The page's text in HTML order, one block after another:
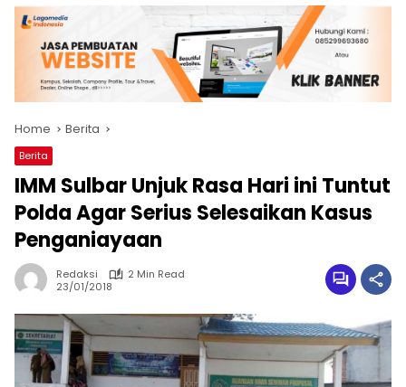
Home Berita
Berita
IMM Sulbar Unjuk Rasa Hari ini Tuntut
Polda Agar Serius Selesaikan Kasus
Penganiayaan
Redaksi
2 Min Read
23/01/2018